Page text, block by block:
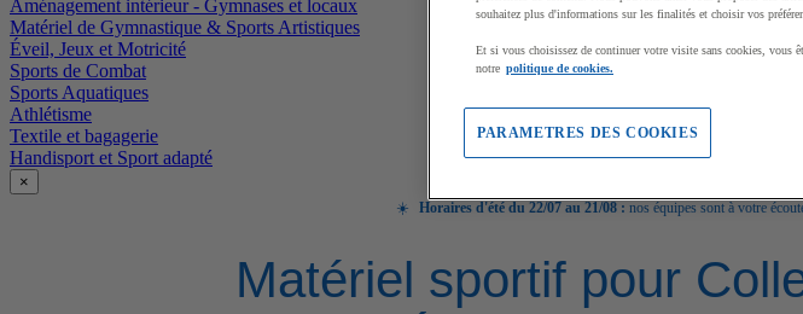
Aménagement intérieur - Gymnases et locaux
Matériel de Gymnastique & Sports Artistiques
Éveil, Jeux et Motricité
Sports de Combat
Sports Aquatiques
Athlétisme
Textile et bagagerie
Handisport et Sport adapté
×
☀️ Horaires d'été du 22/07 au 21/08 : nos équipes sont à votre
Matériel sportif pour
souhaitez plus d'informations sur les finalités et choisir vos
Et si vous choisissez de continuer votre visite sans cookies, vous
notre politique de cookies.
PARAMETRES DES COOKIES